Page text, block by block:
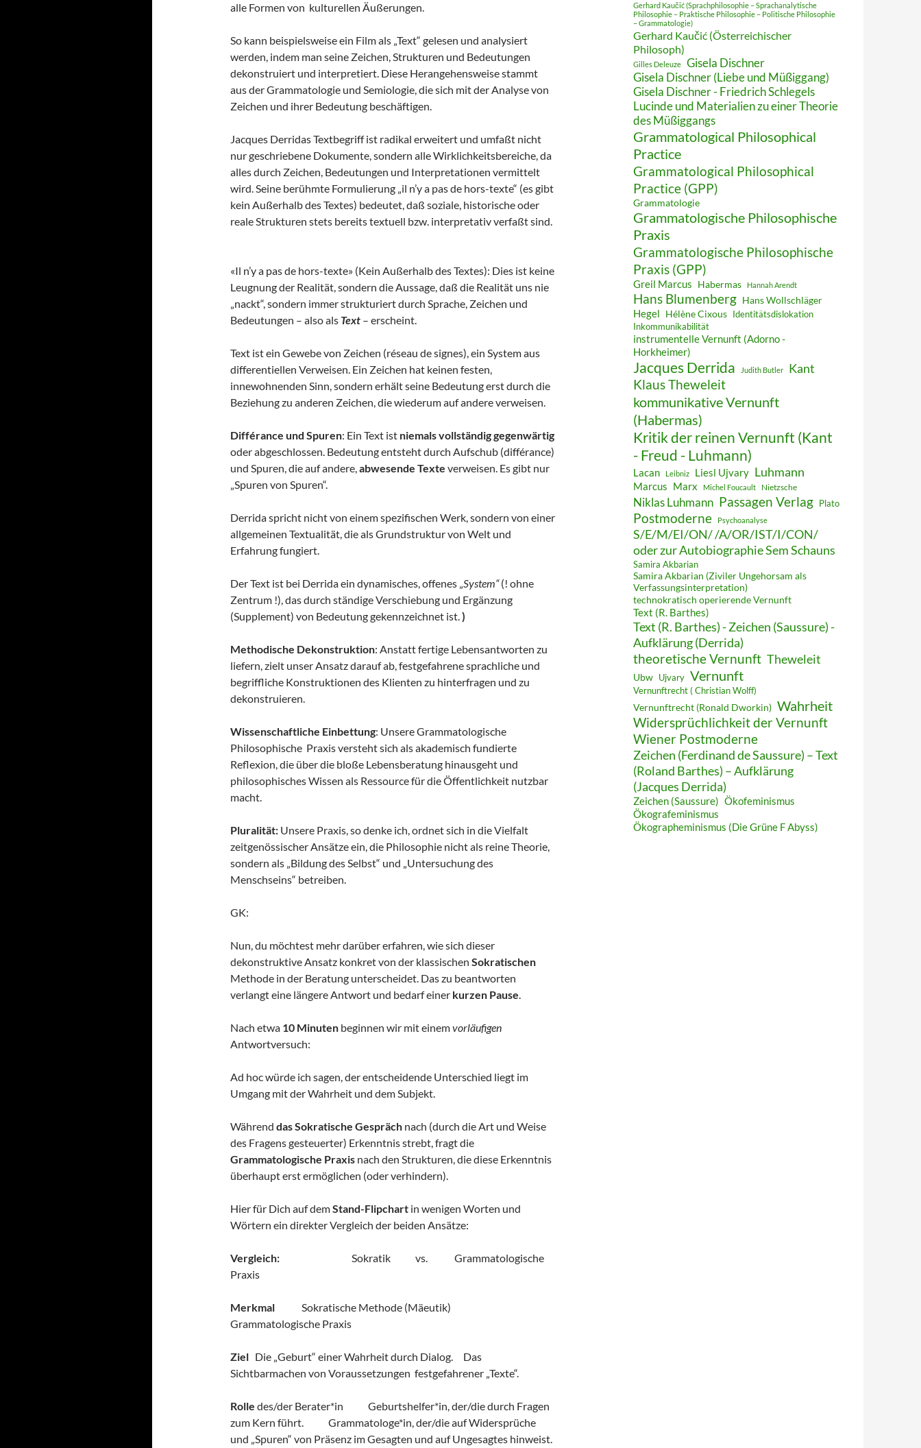
alle Formen von kulturellen Äußerungen.
So kann beispielsweise ein Film als „Text“ gelesen und analysiert
werden, indem man seine Zeichen, Strukturen und Bedeutungen
dekonstruiert und interpretiert. Diese Herangehensweise stammt
aus der Grammatologie und Semiologie, die sich mit der Analyse von
Zeichen und ihrer Bedeutung beschäftigen.
Jacques Derridas Textbegriff ist radikal erweitert und umfaßt nicht
nur geschriebene Dokumente, sondern alle Wirklichkeitsbereiche, da
alles durch Zeichen, Bedeutungen und Interpretationen vermittelt
wird. Seine berühmte Formulierung „il n’y a pas de hors-texte“ (es gibt
kein Außerhalb des Textes) bedeutet, daß soziale, historische oder
reale Strukturen stets bereits textuell bzw. interpretativ verfaßt sind.
«Il n’y a pas de hors-texte» (Kein Außerhalb des Textes): Dies ist keine
Leugnung der Realität, sondern die Aussage, daß die Realität uns nie
„nackt“, sondern immer strukturiert durch Sprache, Zeichen und
Bedeutungen – also als Text – erscheint.
Text ist ein Gewebe von Zeichen (réseau de signes), ein System aus
differentiellen Verweisen. Ein Zeichen hat keinen festen,
innewohnenden Sinn, sondern erhält seine Bedeutung erst durch die
Beziehung zu anderen Zeichen, die wiederum auf andere verweisen.
Différance und Spuren: Ein Text ist niemals vollständig gegenwärtig
oder abgeschlossen. Bedeutung entsteht durch Aufschub (différance)
und Spuren, die auf andere,abwesende Texte verweisen. Es gibt nur
„Spuren von Spuren“.
Derrida spricht nicht von einem spezifischen Werk, sondern von einer
allgemeinen Textualität, die als Grundstruktur von Welt und
Erfahrung fungiert.
Der Text ist bei Derrida ein dynamisches, offenes „System“(! ohne
Zentrum !), das durch ständige Verschiebung und Ergänzung
(Supplement) von Bedeutung gekennzeichnet ist.)
Methodische Dekonstruktion: Anstatt fertige Lebensantworten zu
liefern, zielt unser Ansatz darauf ab, festgefahrene sprachliche und
begriffliche Konstruktionen des Klienten zu hinterfragen und zu
dekonstruieren.
Wissenschaftliche Einbettung: Unsere Grammatologische
Philosophische Praxis versteht sich als akademisch fundierte
Reflexion, die über die bloße Lebensberatung hinausgeht und
philosophisches Wissen als Ressource für die Öffentlichkeit nutzbar
macht.
Pluralität: Unsere Praxis, so denke ich, ordnet sich in die Vielfalt
zeitgenössischer Ansätze ein, die Philosophie nicht als reine Theorie,
sondern als „Bildung des Selbst“ und „Untersuchung des
Menschseins“ betreiben.
GK:
Nun, du möchtest mehr darüber erfahren, wie sich dieser
dekonstruktive Ansatz konkret von der klassischen Sokratischen
Methode in der Beratung unterscheidet. Das zu beantworten
verlangt eine längere Antwort und bedarf einer kurzen Pause.
Nach etwa 10 Minuten beginnen wir mit einemvorläufigen
Antwortversuch:
Ad hoc würde ich sagen, der entscheidende Unterschied liegt im
Umgang mit der Wahrheit und dem Subjekt.
Während das Sokratische Gespräch nach (durch die Art und Weise
des Fragens gesteuerter) Erkenntnis strebt, fragt die
Grammatologische Praxis nach den Strukturen, die diese Erkenntnis
überhaupt erst ermöglichen (oder verhindern).
Hier für Dich auf demStand-Flipchart in wenigen Worten und
Wörtern ein direkter Vergleich der beiden Ansätze:
Vergleich: Sokratik vs. Grammatologische
Praxis
Merkmal Sokratische Methode (Mäeutik)
Grammatologische Praxis
Ziel Die „Geburt“ einer Wahrheit durch Dialog. Das
Sichtbarmachen von Voraussetzungen festgefahrener „Texte“.
Rolle des/der Berater*in Geburtshelfer*in, der/die durch Fragen
zum Kern führt. Grammatologe*in, der/die auf Widersprüche
und „Spuren“ von Präsenz im Gesagten und auf Ungesagtes hinweist.
Gerhard Kaučić (Sprachphilosophie – Sprachanalytische
Philosophie – Praktische Philosophie – Politische Philosophie
– Grammatologie)
Gerhard Kaučić (Österreichischer
Philosoph)
Gilles Deleuze
Gisela Dischner
Gisela Dischner (Liebe und Müßiggang)
Gisela Dischner - Friedrich Schlegels
Lucinde und Materialien zu einer Theorie
des Müßiggangs
Grammatological Philosophical
Practice
Grammatological Philosophical
Practice (GPP)
Grammatologie
Grammatologische Philosophische
Praxis
Grammatologische Philosophische
Praxis (GPP)
Greil Marcus Habermas Hannah Arendt
Hans Blumenberg Hans Wollschläger
Hegel Hélène Cixous Identitätsdislokation
Inkommunikabilität
instrumentelle Vernunft (Adorno -
Horkheimer)
Jacques Derrida Judith Butler Kant
Klaus Theweleit
kommunikative Vernunft
(Habermas)
Kritik der reinen Vernunft (Kant
- Freud - Luhmann)
Lacan Leibniz Liesl Ujvary Luhmann
Marcus Marx Michel Foucault Nietzsche
Niklas Luhmann Passagen Verlag Plato
Postmoderne Psychoanalyse
S/E/M/EI/ON/ /A/OR/IST/I/CON/
oder zur Autobiographie Sem Schauns
Samira Akbarian
Samira Akbarian (Ziviler Ungehorsam als
Verfassungsinterpretation)
technokratisch operierende Vernunft
Text (R. Barthes)
Text (R. Barthes) - Zeichen (Saussure) -
Aufklärung (Derrida)
theoretische Vernunft Theweleit
Ubw Ujvary Vernunft
Vernunftrecht ( Christian Wolff)
Vernunftrecht (Ronald Dworkin) Wahrheit
Widersprüchlichkeit der Vernunft
Wiener Postmoderne
Zeichen (Ferdinand de Saussure) – Text
(Roland Barthes) – Aufklärung
(Jacques Derrida)
Zeichen (Saussure) Ökofeminismus
Ökografeminismus
Ökographeminismus (Die Grüne F Abyss)